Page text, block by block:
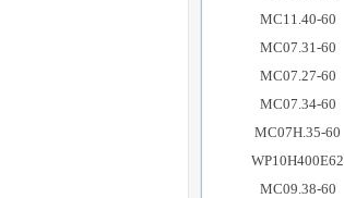
MC11.40-60
MC07.31-60
MC07.27-60
MC07.34-60
MC07H.35-60
WP10H400E62
MC09.38-60